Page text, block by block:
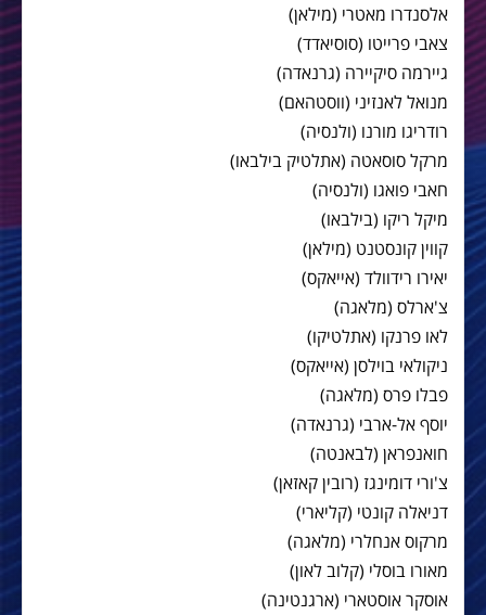
אלסנדרו מאטרי (מילאן)
צאבי פרייטו (סוסיאדד)
גיירמה סיקיירה (גרנאדה)
מנואל לאנזיני (ווסטהאם)
רודריגו מורנו (ולנסיה)
מרקל סוסאטה (אתלטיק בילבאו)
חאבי פואגו (ולנסיה)
מיקל ריקו (בילבאו)
קווין קונסטנט (מילאן)
יאירו רידוולד (אייאקס)
צ'ארלס (מלאגה)
לאו פרנקו (אתלטיקו)
ניקולאי בוילסן (אייאקס)
פבלו פרס (מלאגה)
יוסף אל-ארבי (גרנאדה)
חואנפראן (לבאנטה)
צ'ורי דומינגז (רובין קאזאן)
דניאלה קונטי (קליארי)
מרקוס אנחלרי (מלאגה)
מאורו בוסלי (קלוב לאון)
אוסקר אוסטארי (ארגנטינה)